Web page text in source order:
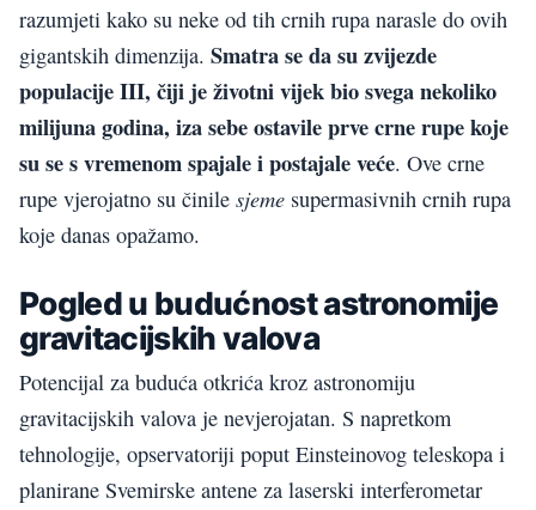
razumjeti kako su neke od tih crnih rupa narasle do ovih
gigantskih dimenzija. Smatra se da su zvijezde
populacije III, čiji je životni vijek bio svega nekoliko
milijuna godina, iza sebe ostavile prve crne rupe koje
su se s vremenom spajale i postajale veće. Ove crne
rupe vjerojatno su činile sjeme supermasivnih crnih rupa
koje danas opažamo.
Pogled u budućnost astronomije
gravitacijskih valova
Potencijal za buduća otkrića kroz astronomiju
gravitacijskih valova je nevjerojatan. S napretkom
tehnologije, opservatoriji poput Einsteinovog teleskopa i
planirane Svemirske antene za laserski interferometar